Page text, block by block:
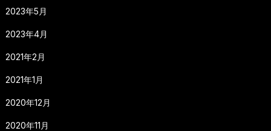
2023年5月
2023年4月
2021年2月
2021年1月
2020年12月
2020年11月